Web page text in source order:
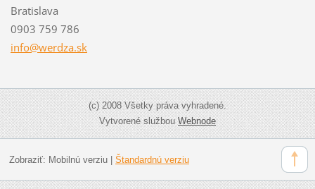
Bratislava
0903 759 786
info@werdza.sk
(c) 2008 Všetky práva vyhradené.
Vytvorené službouWebnode
Zobraziť: Mobilnú verziu| Štandardnú verziu